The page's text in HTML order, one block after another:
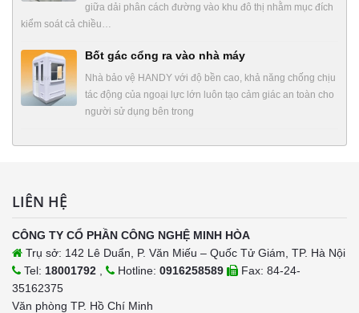
giữa dải phân cách đường vào khu đô thị nhằm mục đích
kiểm soát cả chiều…
Bốt gác cổng ra vào nhà máy
Nhà bảo vệ HANDY với độ bền cao, khả năng chống chịu
tác động của ngoại lực lớn luôn tạo cảm giác an toàn cho
người sử dụng bên trong
LIÊN HỆ
CÔNG TY CỔ PHẦN CÔNG NGHỆ MINH HÒA
Trụ sở: 142 Lê Duẩn, P. Văn Miếu – Quốc Tử Giám, TP. Hà Nội
Tel: 18001792 Hotline: 0916258589
Fax: 84-24-
35162375
Văn phòng TP. Hồ Chí Minh